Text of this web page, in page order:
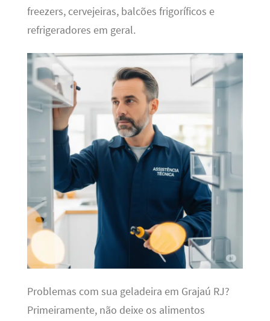
freezers, cervejeiras, balcões frigoríficos e
refrigeradores em geral.
Problemas com sua geladeira em Grajaú RJ?
Primeiramente, não deixe os alimentos